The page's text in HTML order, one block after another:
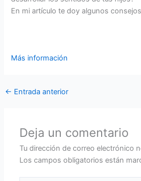
En mi artículo te doy algunos
Más información
← Entrada anterior
Deja un comentario
Tu dirección de correo electrónico
Los campos obligatorios están